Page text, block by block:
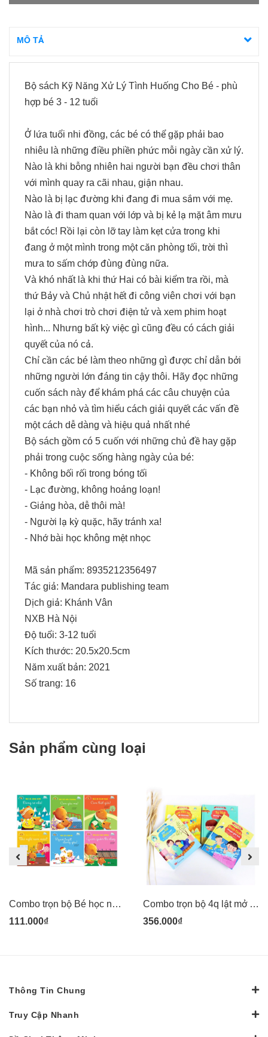
MÔ TẢ
Bộ sách Kỹ Năng Xử Lý Tình Huống Cho Bé - phù
hợp bé 3 - 12 tuổi
Ở lứa tuổi nhi đồng, các bé có thể gặp phải bao
nhiêu là những điều phiền phức mỗi ngày cần xử lý.
Nào là khi bỗng nhiên hai người bạn đều chơi thân
với mình quay ra cãi nhau, giận nhau.
Nào là bị lạc đường khi đang đi mua sắm với mẹ.
Nào là đi tham quan với lớp và bị kẻ lạ mặt âm mưu
bắt cóc! Rồi lại còn lỡ tay làm kẹt cửa trong khi
đang ở một mình trong một căn phòng tối, trời thì
mưa to sấm chớp đùng đùng nữa.
Và khó nhất là khi thứ Hai có bài kiểm tra rồi, mà
thứ Bảy và Chủ nhật hết đi công viên chơi với bạn
lại ở nhà chơi trò chơi điện tử và xem phim hoạt
hình... Nhưng bất kỳ việc gì cũng đều có cách giải
quyết của nó cả.
Chỉ cần các bé làm theo những gì được chỉ dẫn bởi
những người lớn đáng tin cậy thôi. Hãy đọc những
cuốn sách này để khám phá các câu chuyện của
các bạn nhỏ và tìm hiểu cách giải quyết các vấn đề
một cách dễ dàng và hiệu quả nhất nhé
Bộ sách gồm có 5 cuốn với những chủ đề hay gặp
phải trong cuộc sống hàng ngày của bé:
- Không bối rối trong bóng tối
- Lạc đường, không hoảng loạn!
- Giảng hòa, dễ thôi mà!
- Người lạ kỳ quặc, hãy tránh xa!
- Nhớ bài học không mệt nhọc
Mã sản phẩm: 8935212356497
Tác giả: Mandara publishing team
Dịch giả: Khánh Vân
NXB Hà Nội
Độ tuổi: 3-12 tuổi
Kích thước: 20.5x20.5cm
Năm xuất bản: 2021
Số trang: 16
Sản phẩm cùng loại
Combo trọn bộ Bé học nói lời hay
111.000₫
Combo trọn bộ 4q lật mở cùng con
356.000₫
Thông Tin Chung
Truy Cập Nhanh